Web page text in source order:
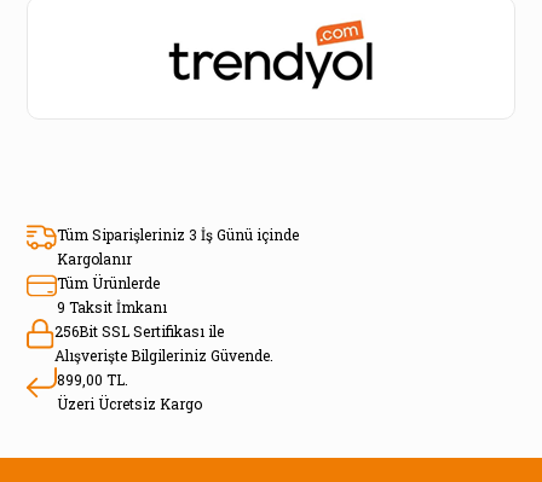
Tüm Siparişleriniz 3 İş Günü içinde
Kargolanır
Tüm Ürünlerde
9 Taksit İmkanı
256Bit SSL Sertifikası ile
Alışverişte Bilgileriniz Güvende.
899,00 TL.
Üzeri Ücretsiz Kargo